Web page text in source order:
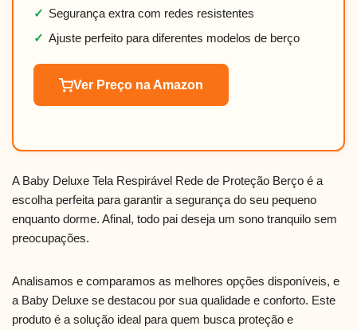
✓ Segurança extra com redes resistentes
✓ Ajuste perfeito para diferentes modelos de berço
Ver Preço na Amazon
A Baby Deluxe Tela Respirável Rede de Proteção Berço é a
escolha perfeita para garantir a segurança do seu pequeno
enquanto dorme. Afinal, todo pai deseja um sono tranquilo sem
preocupações.
Analisamos e comparamos as melhores opções disponíveis, e
a Baby Deluxe se destacou por sua qualidade e conforto. Este
produto é a solução ideal para quem busca proteção e